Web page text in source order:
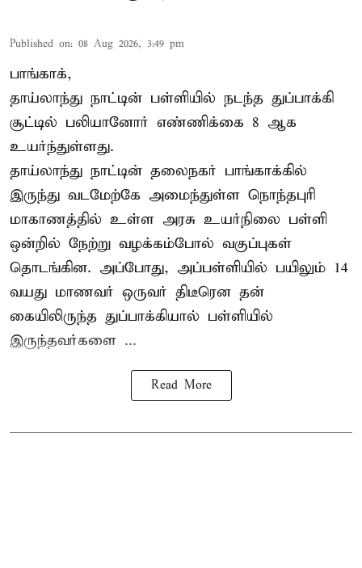
Published on: 08 Aug 2026, 3:49 pm
பாங்காக்,
தாய்லாந்து நாட்டின் பள்ளியில் நடந்த துப்பாக்கி
சூட்டில் பலியானோர் எண்ணிக்கை 8 ஆக
உயர்ந்துள்ளது.
தாய்லாந்து நாட்டின் தலைநகர் பாங்காக்கில்
இருந்து வடமேற்கே அமைந்துள்ள நொந்தபுரி
மாகாணத்தில் உள்ள அரசு உயர்நிலை பள்ளி
ஒன்றில் நேற்று வழக்கம்போல் வகுப்புகள்
தொடங்கின. அப்போது, அப்பள்ளியில் பயிலும் 14
வயது மாணவர் ஒருவர் திடீரென தன்
கையிலிருந்த துப்பாக்கியால் பள்ளியில்
இருந்தவர்களை ...
Read More